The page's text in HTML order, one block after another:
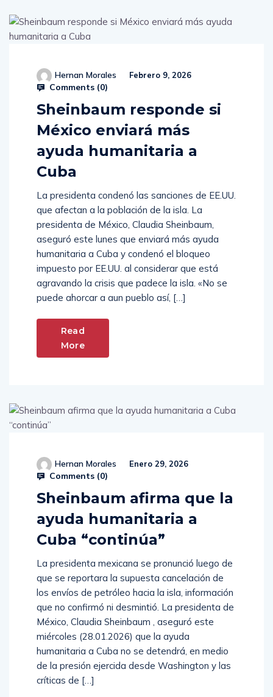
Hernan Morales Febrero 9, 2026
Comments (0)
Sheinbaum responde si
México enviará más
ayuda humanitaria a
Cuba
La presidenta condenó las sanciones de EE.UU.
que afectan a la población de la isla. La
presidenta de México, Claudia Sheinbaum,
aseguró este lunes que enviará más ayuda
humanitaria a Cuba y condenó el bloqueo
impuesto por EE.UU. al considerar que está
agravando la crisis que padece la isla. «No se
puede ahorcar a aun pueblo así, […]
Read
More
Hernan Morales Enero 29, 2026
Comments (0)
Sheinbaum afirma que la
ayuda humanitaria a
Cuba “continúa”
La presidenta mexicana se pronunció luego de
que se reportara la supuesta cancelación de
los envíos de petróleo hacia la isla, información
que no confirmó ni desmintió. La presidenta de
México, Claudia Sheinbaum , aseguró este
miércoles (28.01.2026) que la ayuda
humanitaria a Cuba no se detendrá, en medio
de la presión ejercida desde Washington y las
críticas de […]